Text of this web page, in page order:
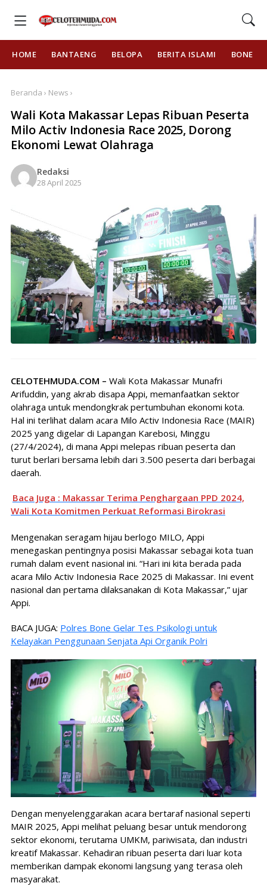
HOME BANTAENG BELOPA BERITA ISLAMI BONE
Beranda › News ›
Wali Kota Makassar Lepas Ribuan Peserta
Milo Activ Indonesia Race 2025, Dorong
Ekonomi Lewat Olahraga
Redaksi
28 April 2025
CELOTEHMUDA.COM – Wali Kota Makassar Munafri
Arifuddin, yang akrab disapa Appi, memanfaatkan sektor
olahraga untuk mendongkrak pertumbuhan ekonomi kota.
Hal ini terlihat dalam acara Milo Activ Indonesia Race (MAIR)
2025 yang digelar di Lapangan Karebosi, Minggu
(27/4/2024), di mana Appi melepas ribuan peserta dan
turut berlari bersama lebih dari 3.500 peserta dari berbagai
daerah.
Baca Juga : Makassar Terima Penghargaan PPD 2024,
Wali Kota Komitmen Perkuat Reformasi Birokrasi
Mengenakan seragam hijau berlogo MILO, Appi
menegaskan pentingnya posisi Makassar sebagai kota tuan
rumah dalam event nasional ini. “Hari ini kita berada pada
acara Milo Activ Indonesia Race 2025 di Makassar. Ini event
nasional dan pertama dilaksanakan di Kota Makassar,” ujar
Appi.
BACA JUGA: Polres Bone Gelar Tes Psikologi untuk
Kelayakan Penggunaan Senjata Api Organik Polri
Dengan menyelenggarakan acara bertaraf nasional seperti
MAIR 2025, Appi melihat peluang besar untuk mendorong
sektor ekonomi, terutama UMKM, pariwisata, dan industri
kreatif Makassar. Kehadiran ribuan peserta dari luar kota
memberikan dampak ekonomi langsung yang terasa oleh
masyarakat.